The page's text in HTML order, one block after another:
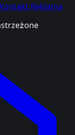
Kontakt Reklama